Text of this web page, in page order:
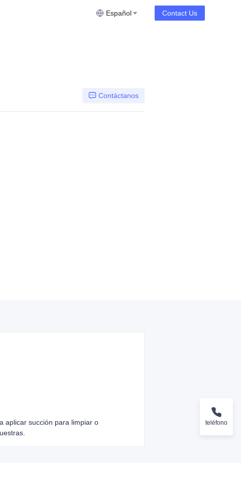
Español Contact Us
Contáctanos
aplicar succión para limpiar o
teléfono